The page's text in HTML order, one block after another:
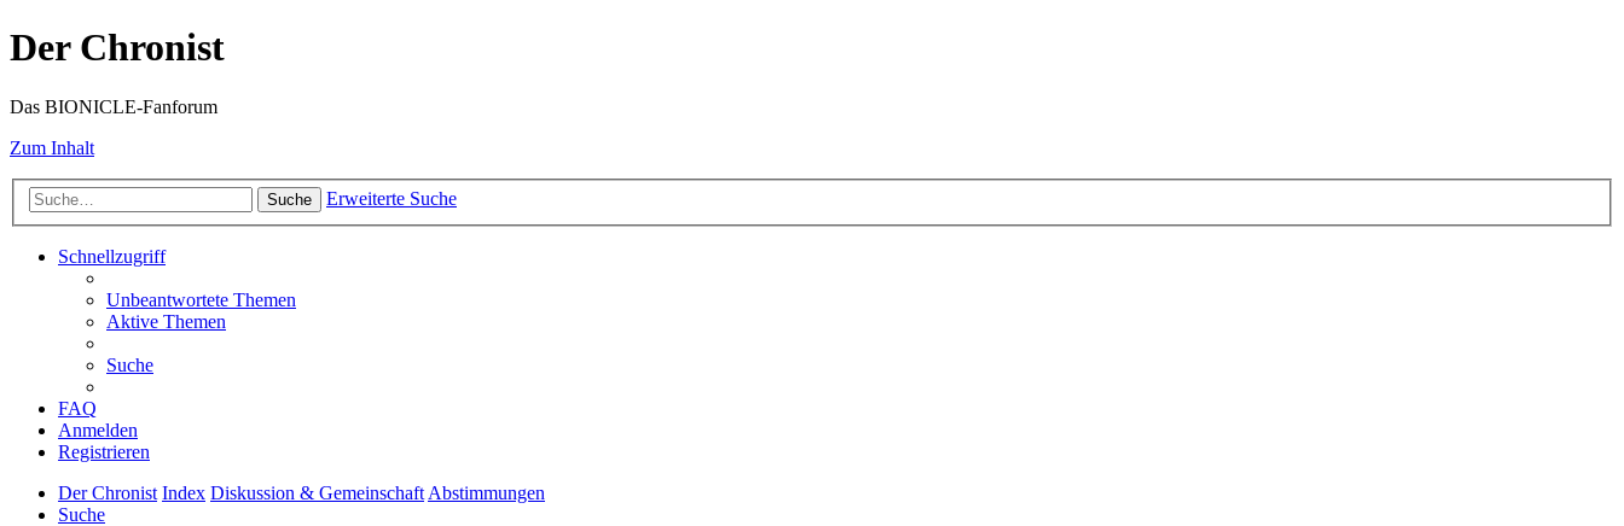
Der Chronist
Das BIONICLE-Fanforum
Zum Inhalt
Suche Erweiterte Suche
Schnellzugriff
Unbeantwortete Themen
Aktive Themen
Suche
FAQ
Anmelden
Registrieren
Der Chronist Index Diskussion & GemeinschaftAbstimmungen
Suche